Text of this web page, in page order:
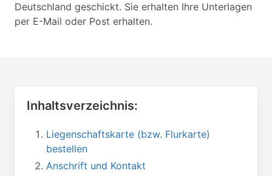
Deutschland geschickt. Sie erhalten Ihre Unterlagen
per E-Mail oder Post erhalten.
Inhaltsverzeichnis:
Liegenschaftskarte (bzw. Flurkarte)
bestellen
Anschrift und Kontakt